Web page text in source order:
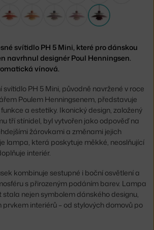
svítidlo PH 5 Mini, které pro dánskou
navrhnul designér Poul Henningsen.
vínová.
PH 5 Mini, původně navržené v roce
Poulem Henningsenem, představuje
a estetiky. Ikonický design, založený
tří stínidel, byl vytvořen jako odpověď na
žárovkami a změnami jejich
lampa, která poskytuje měkké, neoslňující
interiér.
kombinuje sestupné i boční osvětlení a
s přirozeným podáním barev. Lampa
stala nejen symbolem dánského designu,
interiérů – od stylových domovů po